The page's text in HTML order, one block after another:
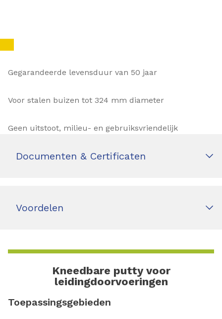
Gegarandeerde levensduur van 50 jaar
Voor stalen buizen tot 324 mm diameter
Geen uitstoot, milieu- en gebruiksvriendelijk
Documenten & Certificaten
Voordelen
Kneedbare putty voor
leidingdoorvoeringen
Toepassingsgebieden